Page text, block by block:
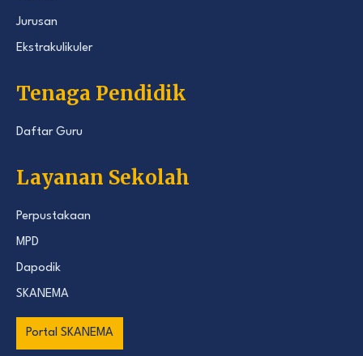
Jurusan
Ekstrakulikuler
Tenaga Pendidik
Daftar Guru
Layanan Sekolah
Perpustakaan
MPD
Dapodik
SKANEMA
Portal SKANEMA